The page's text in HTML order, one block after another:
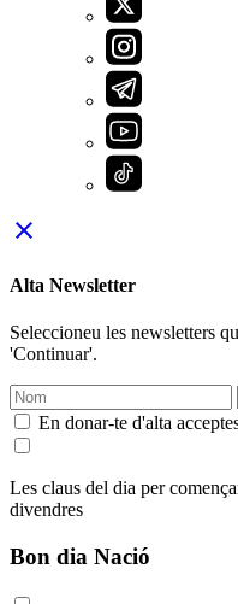
close
Alta Newsletter
Seleccioneu les newsletters
'Continuar'.
En donar-te d'alta
Les claus del dia per
divendres
Bon dia Nació